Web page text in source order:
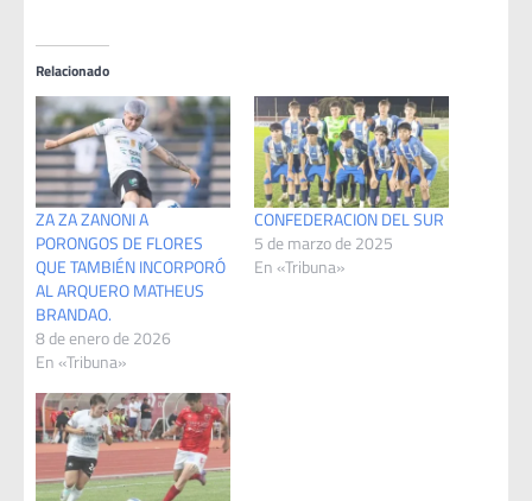
Relacionado
ZA ZA ZANONI A
PORONGOS DE FLORES
QUE TAMBIÉN INCORPORÓ
AL ARQUERO MATHEUS
BRANDAO.
8 de enero de 2026
En «Tribuna»
CONFEDERACION DEL SUR
5 de marzo de 2025
En «Tribuna»